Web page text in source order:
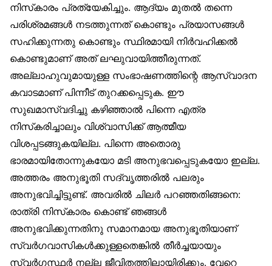
നിസ്‌കാരം പ്രത്യേകിച്ചും. ആദ്യം മുതൽ തന്നെ
പരിശ്രമങ്ങൾ നടത്തുന്നത് കൊണ്ടും പ്രയാസങ്ങൾ
സഹിക്കുന്നതു കൊണ്ടും സ്ഥിരമായി നിർവഹിക്കൽ
കൊണ്ടുമാണ് അത് ലഘുവായിത്തീരുന്നത്.
അല്ലാഹുവുമായുള്ള സംഭാഷണത്തിന്റെ ആസ്വാദന
കവാടമാണ് പിന്നീട് തുറക്കപ്പെടുക. ഈ
സുഖമാസ്വദിച്ചു കഴിഞ്ഞാൽ പിന്നെ എത്ര
നിസ്‌കരിച്ചാലും വിശ്വാസിക്ക് ആത്മീയ
വിശപ്പടങ്ങുകയില്ല. പിന്നെ അതൊരു
ഭാരമായിതോന്നുകയോ മടി അനുഭവപ്പെടുകയോ ഇല്ല.
അത്തരം അനുഭൂതി സദ്‌വൃത്തരിൽ പലരും
അനുഭവിച്ചിട്ടുണ്ട്. അവരിൽ ചിലർ പറഞ്ഞതിങ്ങനെ:
രാത്രി നിസ്‌കാരം കൊണ്ട് ഞങ്ങൾ
അനുഭവിക്കുന്നതിനു സമാനമായ അനുഭൂതിയാണ്
സ്വർഗവാസികൾക്കുള്ളതെങ്കിൽ തീർച്ചയായും
സ്വർഗസ്ഥർ നല്ല ജീവിതത്തിലായിരിക്കും. വേറെ